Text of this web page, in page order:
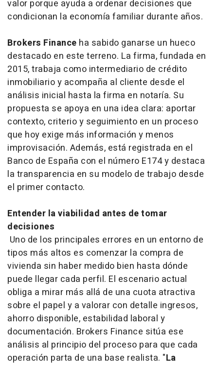
valor porque ayuda a ordenar decisiones que
condicionan la economía familiar durante años.
Brokers Finance ha sabido ganarse un hueco
destacado en este terreno. La firma, fundada en
2015, trabaja como intermediario de crédito
inmobiliario y acompaña al cliente desde el
análisis inicial hasta la firma en notaría. Su
propuesta se apoya en una idea clara: aportar
contexto, criterio y seguimiento en un proceso
que hoy exige más información y menos
improvisación. Además, está registrada en el
Banco de España con el número E174 y destaca
la transparencia en su modelo de trabajo desde
el primer contacto.
Entender la viabilidad antes de tomar
decisiones
Uno de los principales errores en un entorno de
tipos más altos es comenzar la compra de
vivienda sin haber medido bien hasta dónde
puede llegar cada perfil. El escenario actual
obliga a mirar más allá de una cuota atractiva
sobre el papel y a valorar con detalle ingresos,
ahorro disponible, estabilidad laboral y
documentación. Brokers Finance sitúa ese
análisis al principio del proceso para que cada
operación parta de una base realista. "La